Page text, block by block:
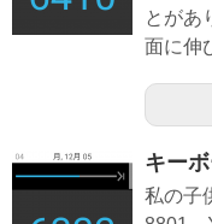
とがあ
面に伸
キー
私の子